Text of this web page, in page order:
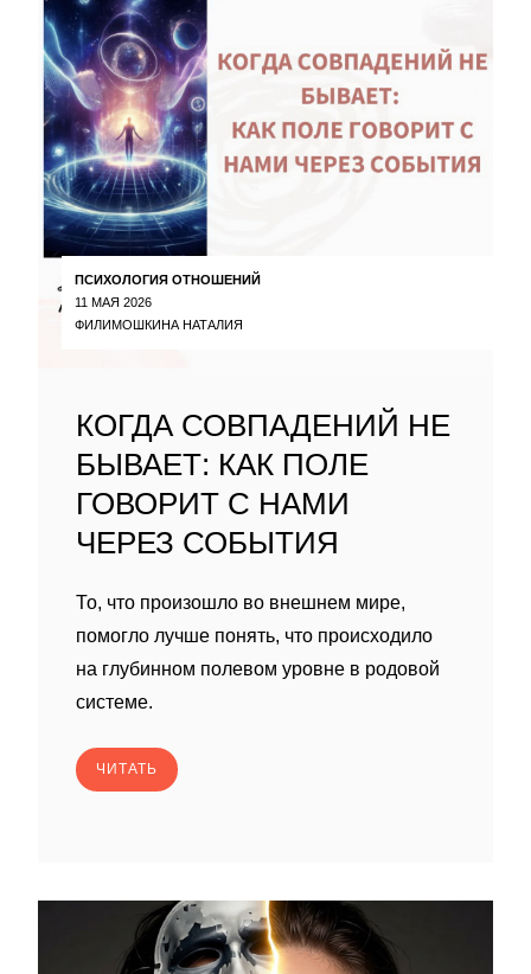
ПСИХОЛОГИЯ ОТНОШЕНИЙ
11 МАЯ 2026
ФИЛИМОШКИНА НАТАЛИЯ
КОГДА СОВПАДЕНИЙ НЕ
БЫВАЕТ: КАК ПОЛЕ
ГОВОРИТ С НАМИ
ЧЕРЕЗ СОБЫТИЯ
То, что произошло во внешнем мире,
помогло лучше понять, что происходило
на глубинном полевом уровне в родовой
системе.
ЧИТАТЬ